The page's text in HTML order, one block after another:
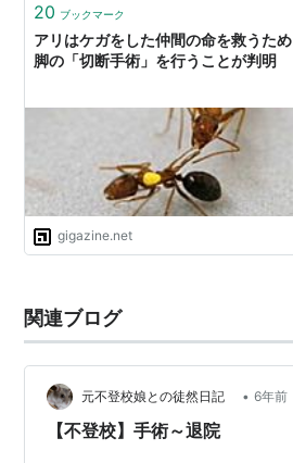
20 ブックマーク
アリはケガをした仲間の命を救うため
脚の「切断手術」を行うことが判明
gigazine.net
関連ブログ
元不登校娘との徒然日記 • 6年前
【不登校】手術～退院